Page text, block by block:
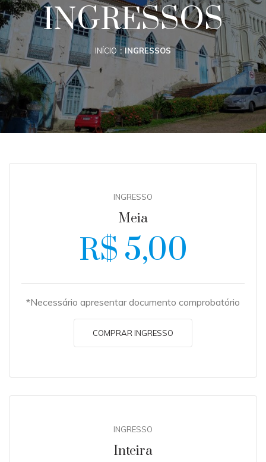
INGRESSOS
INÍCIO INGRESSOS
INGRESSO
Meia
R$ 5,00
*Necessário apresentar documento comprobatório
COMPRAR INGRESSO
INGRESSO
Inteira